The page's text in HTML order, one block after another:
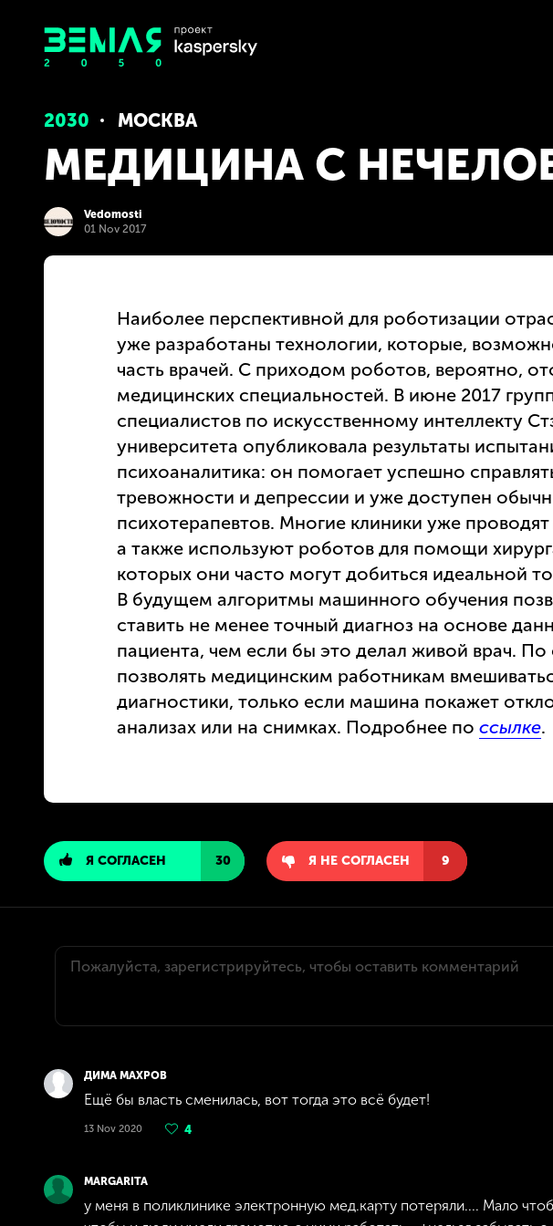
2030 МОСКВА
МЕДИЦИНА С
Vedomosti
01 Nov 2017
Наиболее перспективной для роботизации
уже разработаны технологии, которые,
часть врачей. С приходом роботов, вероятно,
медицинских специальностей. В июне 2017
специалистов по искусственному интеллекту
университета опубликовала результаты
психоаналитика: он помогает успешно
тревожности и депрессии и уже доступен
психотерапевтов. Многие клиники уже
а также используют роботов для помощи
которых они часто могут добиться идеальной
В будущем алгоритмы машинного обучения
ставить не менее точный диагноз на основе
пациента, чем если бы это делал живой врач. По
позволять медицинским работникам
диагностики, только если машина покажет
анализах или на снимках. Подробнее по ссылке.
Я СОГЛАСЕН 30 Я НЕ СОГЛАСЕН 9
ДИМА МАХРОВ
Ещё бы власть сменилась, вот тогда это всё будет!
13 Nov 2020 4
MARGARITA
у меня в поликлинике электронную мед.карту потеряли.... Мало